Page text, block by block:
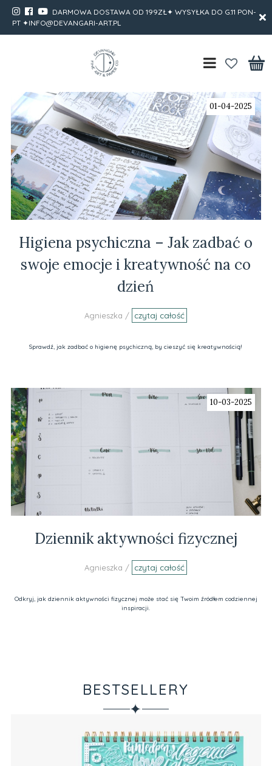
DARMOWA DOSTAWA OD 199ZŁ✦ WYSYŁKA DO G.11 PON-
PT ✦INFO@DEVANGARI-ART.PL
01-04-2025
Higiena psychiczna – Jak zadbać o
swoje emocje i kreatywność na co
dzień
Agnieszka / czytaj całość
Sprawdź, jak zadbać o higienę psychiczną, by cieszyć się kreatywnością!
10-03-2025
Dziennik aktywności fizycznej
Agnieszka / czytaj całość
Odkryj, jak dziennik aktywności fizycznej może stać się Twoim źródłem codziennej
inspiracji.
BESTSELLERY
✦